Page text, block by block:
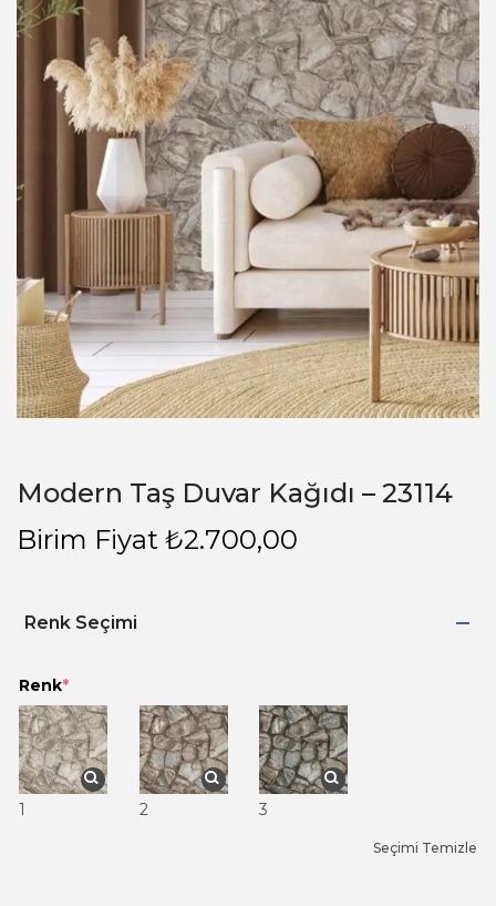
Modern Taş Duvar Kağıdı – 23114
Birim Fiyat ₺2.700,00
Renk Seçimi
Renk*
1 2 3
Seçimi Temizle